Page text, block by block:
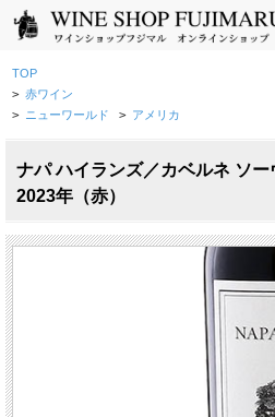
TOP
> 赤ワイン
> ニューワールド > アメリカ
ナパ ハイランズ／カベルネ ソ
2023年（赤）